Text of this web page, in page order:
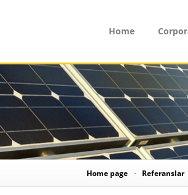
Home
Home page Referanslar